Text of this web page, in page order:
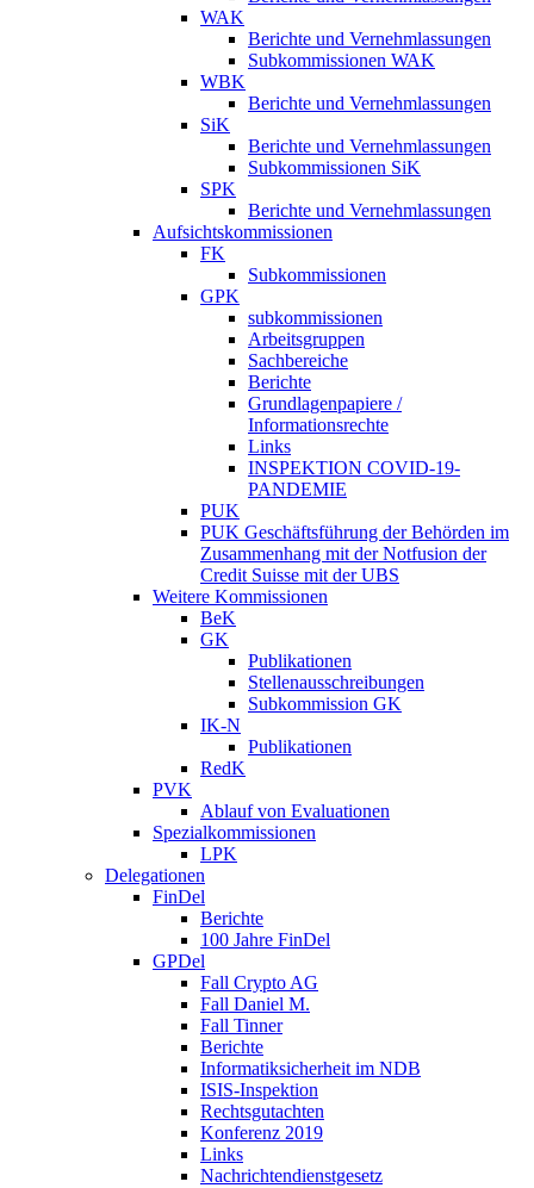
WAK
Berichte und Vernehmlassungen
Subkommissionen WAK
WBK
Berichte und Vernehmlassungen
SiK
Berichte und Vernehmlassungen
Subkommissionen SiK
SPK
Berichte und Vernehmlassungen
Aufsichtskommissionen
FK
Subkommissionen
GPK
subkommissionen
Arbeitsgruppen
Sachbereiche
Berichte
Grundlagenpapiere /
Informationsrechte
Links
INSPEKTION COVID-19-
PANDEMIE
PUK
PUK Geschäftsführung der Behörden im
Zusammenhang mit der Notfusion der
Credit Suisse mit der UBS
Weitere Kommissionen
BeK
GK
Publikationen
Stellenausschreibungen
Subkommission GK
IK-N
Publikationen
RedK
PVK
Ablauf von Evaluationen
Spezialkommissionen
LPK
Delegationen
FinDel
Berichte
100 Jahre FinDel
GPDel
Fall Crypto AG
Fall Daniel M.
Fall Tinner
Berichte
Informatiksicherheit ­im NDB
ISIS-Inspektion
Rechtsgutachten
Konferenz 2019
Links
Nachrichtendienstgesetz